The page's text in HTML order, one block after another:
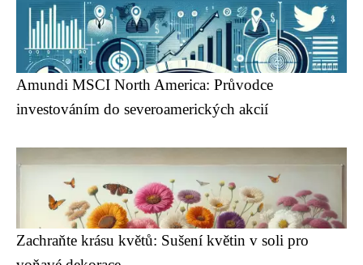
Amundi MSCI North America: Průvodce
investováním do severoamerických akcií
Zachraňte krásu květů: Sušení květin v soli pro